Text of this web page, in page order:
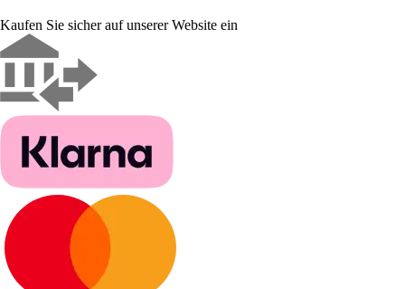
Kaufen Sie sicher auf unserer Website ein